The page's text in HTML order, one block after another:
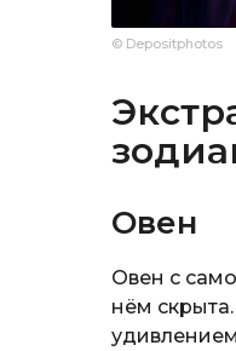
© Depositphotos
Овен
Овен с
нём